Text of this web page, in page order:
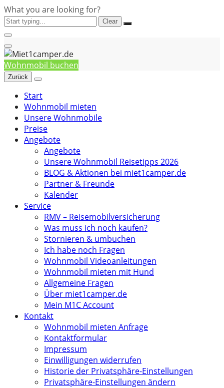
What you are looking for?
Clear
Wohnmobil buchen
Zurück
Start
Wohnmobil mieten
Unsere Wohnmobile
Preise
Angebote
Angebote
Unsere Wohnmobil Reisetipps 2026
BLOG & Aktionen bei miet1camper.de
Partner & Freunde
Kalender
Service
RMV – Reisemobilversicherung
Was muss ich noch kaufen?
Stornieren & umbuchen
Ich habe noch Fragen
Wohnmobil Videoanleitungen
Wohnmobil mieten mit Hund
Allgemeine Fragen
Über miet1camper.de
Mein M1C Account
Kontakt
Wohnmobil mieten Anfrage
Kontaktformular
Impressum
Einwilligungen widerrufen
Historie der Privatsphäre-Einstellungen
Privatsphäre-Einstellungen ändern